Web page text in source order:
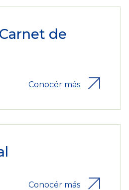
de
Conocér más
Conocér más